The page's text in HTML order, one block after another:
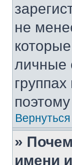
не
личные
»
имени